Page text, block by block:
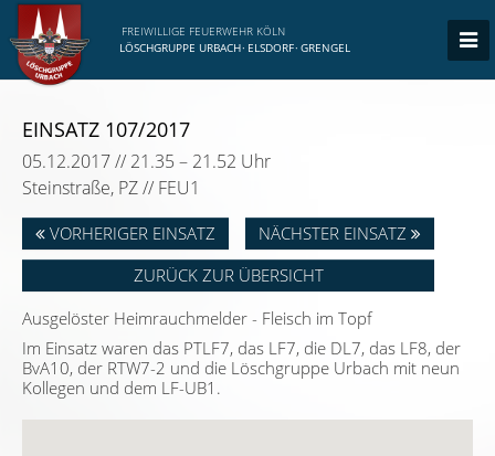
FREIWILLIGE FEUERWEHR KÖLN
LÖSCHGRUPPE URBACH· ELSDORF· GRENGEL
EINSATZ 107/2017
05.12.2017 // 21.35 – 21.52 Uhr
Steinstraße, PZ // FEU1
VORHERIGER EINSATZ
NÄCHSTER EINSATZ
ZURÜCK ZUR ÜBERSICHT
Ausgelöster Heimrauchmelder - Fleisch im Topf
Im Einsatz waren das PTLF7, das LF7, die DL7, das LF8, der
BvA10, der RTW7-2 und die Löschgruppe Urbach mit neun
Kollegen und dem LF-UB1.